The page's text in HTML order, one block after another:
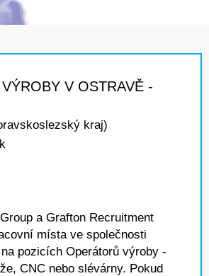
V OSTRAVĚ -
kraj)
a Grafton Recruitment
místa ve společnosti
pozicích Operátorů výroby -
CNC nebo slévárny. Pokud